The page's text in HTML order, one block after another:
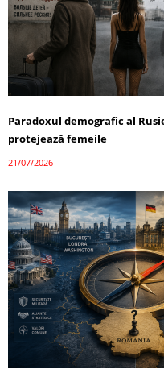
Paradoxul demografic al
protejează femeile
21/07/2026